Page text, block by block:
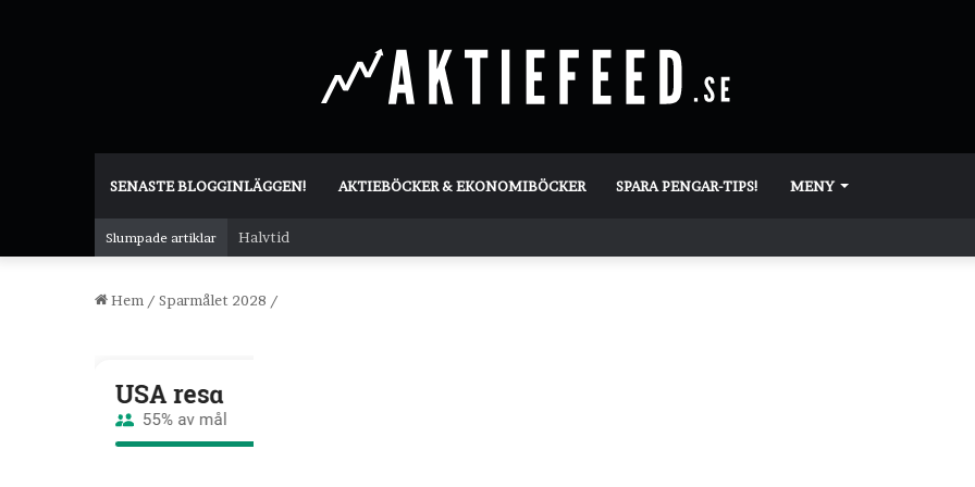
SENASTE BLOGGINLÄGGEN! AKTIEBÖCKER & EKONOMIBÖCKER SPARA PENGAR-TIPS! MENY
Slumpade artiklar Halvtid
Hem / Sparmålet 2028 /